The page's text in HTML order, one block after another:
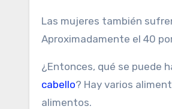
Las mujeres también
Aproximadamente el 40
¿Entonces, qué se puede
cabello? Hay varios
alimentos.